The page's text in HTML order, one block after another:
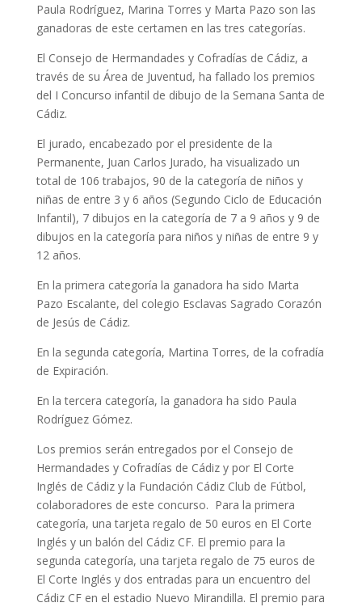
Paula Rodríguez, Marina Torres y Marta Pazo son las
ganadoras de este certamen en las tres categorías.
El Consejo de Hermandades y Cofradías de Cádiz, a
través de su Área de Juventud, ha fallado los premios
del I Concurso infantil de dibujo de la Semana Santa de
Cádiz.
El jurado, encabezado por el presidente de la
Permanente, Juan Carlos Jurado, ha visualizado un
total de 106 trabajos, 90 de la categoría de niños y
niñas de entre 3 y 6 años (Segundo Ciclo de Educación
Infantil), 7 dibujos en la categoría de 7 a 9 años y 9 de
dibujos en la categoría para niños y niñas de entre 9 y
12 años.
En la primera categoría la ganadora ha sido Marta
Pazo Escalante, del colegio Esclavas Sagrado Corazón
de Jesús de Cádiz.
En la segunda categoría, Martina Torres, de la cofradía
de Expiración.
En la tercera categoría, la ganadora ha sido Paula
Rodríguez Gómez.
Los premios serán entregados por el Consejo de
Hermandades y Cofradías de Cádiz y por El Corte
Inglés de Cádiz y la Fundación Cádiz Club de Fútbol,
colaboradores de este concurso. Para la primera
categoría, una tarjeta regalo de 50 euros en El Corte
Inglés y un balón del Cádiz CF. El premio para la
segunda categoría, una tarjeta regalo de 75 euros de
El Corte Inglés y dos entradas para un encuentro del
Cádiz CF en el estadio Nuevo Mirandilla. El premio para